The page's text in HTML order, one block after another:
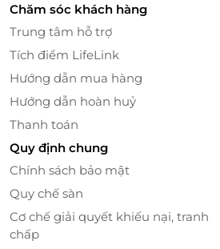
nghiệm ẩm thực thú vị. Bạn
thưởng thức ngay tại chỗ với
đặc sản của vùng cao nguyên.
Chăm sóc khách hàng
Trung tâm hỗ trợ
Tích điểm LifeLink
Hướng dẫn mua hàng
Hướng dẫn hoàn huỷ
Thanh toán
Quy định chung
Chính sách bảo mật
Quy chế sàn
Cơ chế giải quyết khiếu nại, tranh
chấp